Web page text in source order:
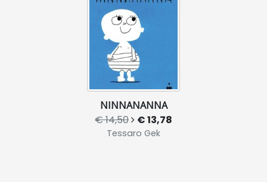
NINNANANNA
€ 14,50 € 13,78
Tessaro Gek